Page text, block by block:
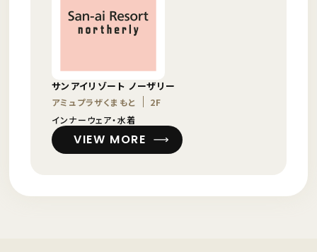
サンアイリゾート ノーザリー
アミュプラザくまもと
2F
インナーウェア・水着
VIEW MORE